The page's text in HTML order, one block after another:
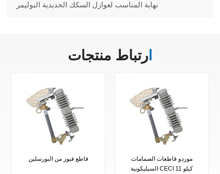
نهاية المناسب لعوازل السكك الحديدية البوليمر
ارتباط منتجات
قاطع فيوز من البورسلين
موردو قاطعات الصمامات
السيليكونية CECI 11 كيلو